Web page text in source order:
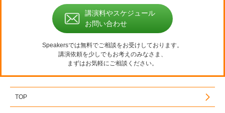
講演料やスケジュール
お問い合わせ
Speakersでは無料でご相談をお受けしております。
講演依頼を少しでもお考えのみなさま、
まずはお気軽にご相談ください。
TOP